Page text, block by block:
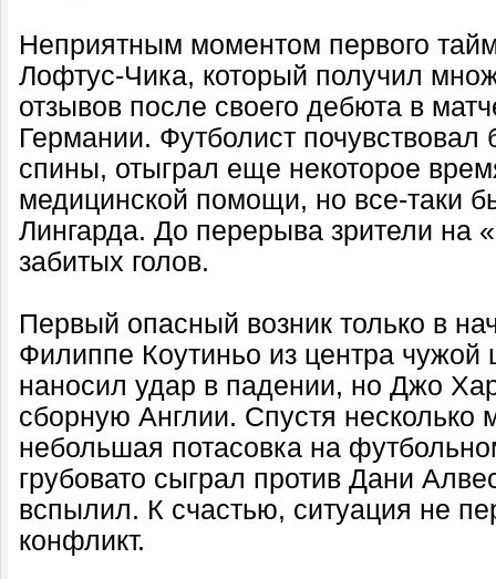
Неприятным моментом первого
Лофтус-Чика, который получил
отзывов после своего дебюта в
Германии. Футболист почувствовал
спины, отыграл еще некоторое
медицинской помощи, но все-таки
Лингарда. До перерыва зрители на
забитых голов.
Первый опасный возник только в
Филиппе Коутиньо из центра
наносил удар в падении, но Джо
сборную Англии. Спустя несколько
небольшая потасовка на
грубовато сыграл против Дани
вспылил. К счастью, ситуация не
конфликт.